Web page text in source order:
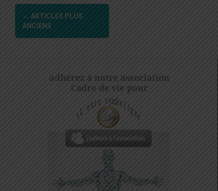
Navigation
des
← ARTICLES PLUS
ANCIENS